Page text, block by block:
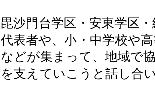
毘沙門台学区・安東学区
代表者や、小・中学校や
などが集まって、地域で
を支えていこうと話し合